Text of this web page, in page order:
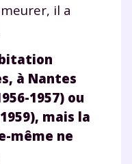
il a
à Nantes
1957) ou
mais la
même ne
utilisée pour
pourrez vous
le lien de
newsletter. Pour
données
droits, vous pouvez